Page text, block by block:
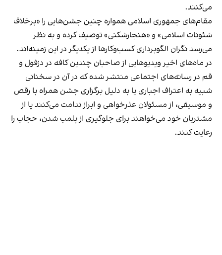
می‌کنند.
مقام‌های جمهوری اسلامی همواره چنین جشن‌هایی را «برخلاف
شئونات اسلامی» و «هنجارشکنی» توصیف کرده و به نظر
می‌رسد نگران الگوبرداری کسب‌وکارها از یکدیگر در این زمینه‌اند.
در ماه‌های اخیر ویدیوهایی از صاحبان چندین کافه در دزفول و
قم در رسانه‌های اجتماعی منتشر شده که در آن در سخنانی
شبیه به اعتراف اجباری یا به دلیل برگزاری جشن همراه با رقص
و موسیقی، از مسئولان عذرخواهی و ابراز ندامت می‌کنند یا از
مشتریان خود می‌خواهند برای جلوگیری از پلمب شدن، حجاب را
رعایت کنند.